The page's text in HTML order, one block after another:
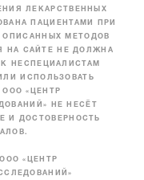
ЛЕКАРСТВЕННЫХ
ПАЦИЕНТАМИ ПРИ
МЕТОДОВ
НА САЙТЕ НЕ ДОЛЖНА
НЕСПЕЦИАЛИСТАМ
ИСПОЛЬЗОВАТЬ
«ЦЕНТР
НЕ НЕСЁТ
И ДОСТОВЕРНОСТЬ
«ЦЕНТР